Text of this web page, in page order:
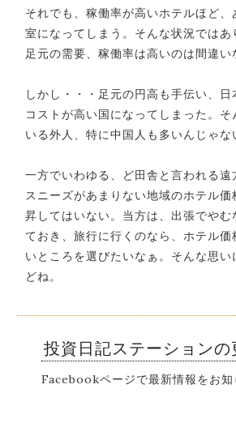
それでも、稼働率が高いホテルほど
室になってしまう。そんな状況ではあ
足元の需要、稼働率は高いのは間違い
しかし・・・足元の円高も手伝い、
コストが高い国になってしまった。そ
いる外人、特に中国人も多いんじゃな
一方でいわゆる、ど田舎と言われる遠
スニーズがあまりない地域のホテル
昇してはいない。当方は、出張でやむ
ておき、旅行に行くのなら、ホテル価
いところを選びたいなぁ。そんな思い
どね。
投資日記ステーション
Facebookページで最新情報をお